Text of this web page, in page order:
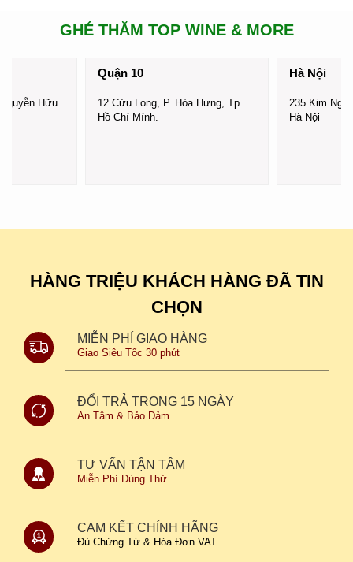
GHÉ THĂM TOP WINE & MORE
Hữu
Quận 10
12 Cửu Long, P. Hòa Hưng, Tp.
Hồ Chí Mính.
Hà Nội
235 Kim
Hà Nội
HÀNG TRIỆU KHÁCH HÀNG ĐÃ TIN
CHỌN
MIỄN PHÍ GIAO HÀNG
Giao Siêu Tốc 30 phút
ĐỔI TRẢ TRONG 15 NGÀY
An Tâm & Bảo Đảm
TƯ VẤN TẬN TÂM
Miễn Phí Dùng Thử
CAM KẾT CHÍNH HÃNG
Đủ Chứng Từ & Hóa Đơn VAT